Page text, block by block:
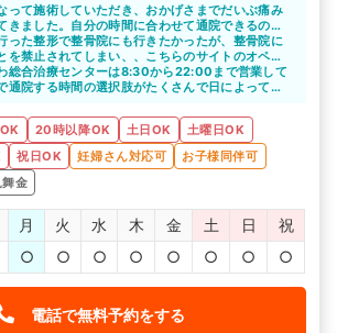
って施術していただき、おかげさまでだいぶ痛み
きました。自分の時間に合わせて通院できるのも
かりました。
った整形で整骨院にも行きたかったが、整骨院に
を禁止されてしまい、、こちらのサイトのオペレ
相談しました。
にのっていただいて、無事整形と整骨院の併用が
総合治療センターは8:30から22:00まで営業して
通院する時間の選択肢がたくさんで日によってあ
休みもないので昼間もしっかり施術を受けること
した。20時以降OK 土日OK
土曜日OK
祝日OK 妊婦さん対応可
お子様同伴可
舞金
月 火 水 木 金 土 日
祝
○ ○ ○ ○ ○ ○ ○ ○
電話で無料予約をする